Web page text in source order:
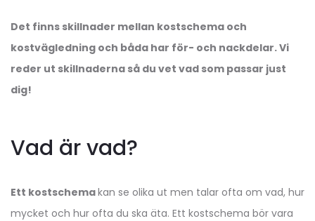
Det finns skillnader mellan kostschema och
kostvägledning och båda har för- och nackdelar. Vi
reder ut skillnaderna så du vet vad som passar just
dig!
Vad är vad?
Ett kostschemakan se olika ut men talar ofta om vad, hur
mycket och hur ofta du ska äta. Ett kostschema bör vara